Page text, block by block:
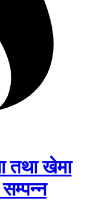
तथा खेमा
सम्पन्न